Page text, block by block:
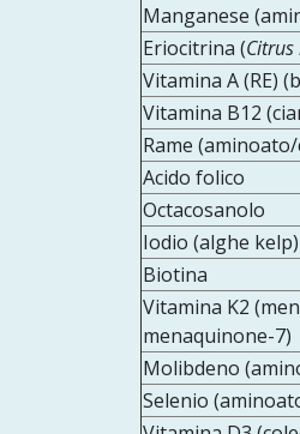
Manganese
Eriocitrina (
Vitamina A (RE)
Vitamina B12
Rame
Acido folico
Octacosanolo
Iodio (alghe kelp)
Biotina
Vitamina K2
menaquinone-7)
Molibdeno
Selenio